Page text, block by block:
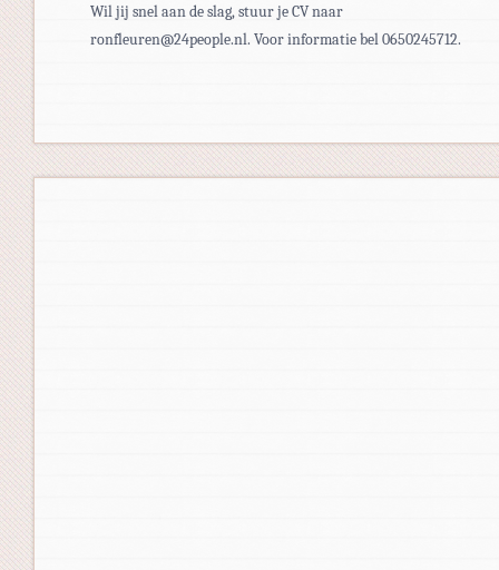
Wil jij snel aan de slag, stuur je CV naar
ronfleuren@24people.nl. Voor informatie bel 0650245712.